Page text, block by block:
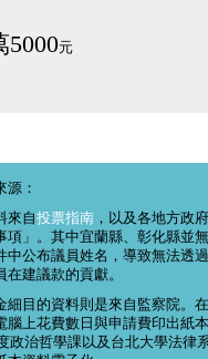
5000元
源：
來自投票指南 ，以及各地方政
項」。其中宜蘭縣、彰化縣並
中公布議員姓名，導致無法透
在建議款的貢獻。
細目的資料則是來自監察院。
腦上花費數日與申請費印出紙
政治哲學課以及台北大學法律